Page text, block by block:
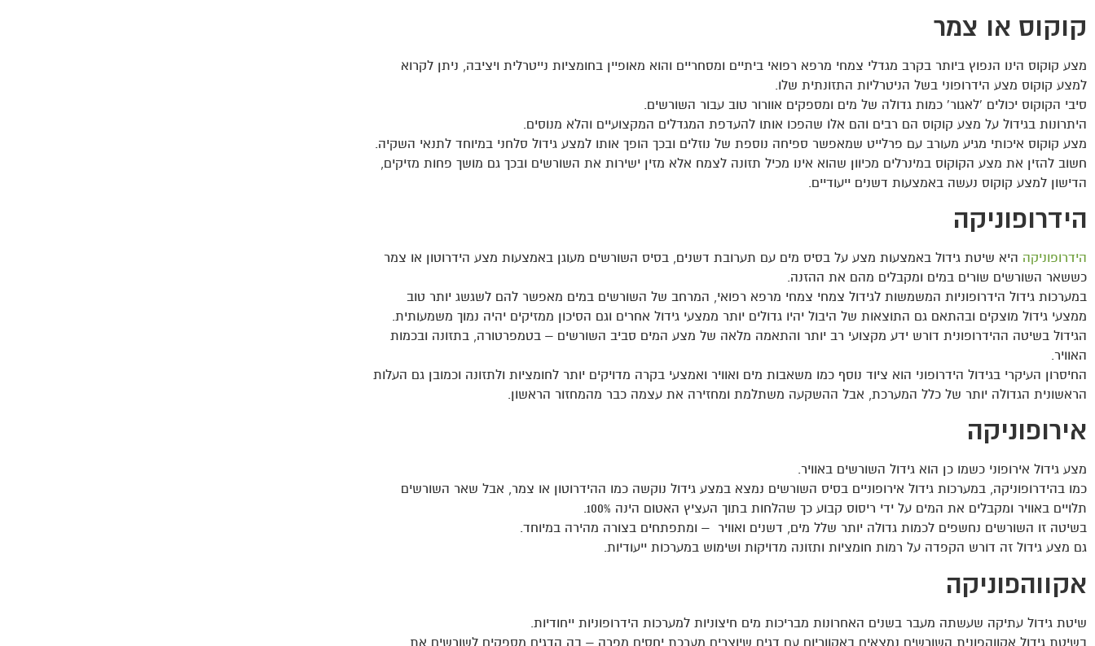
קוקוס או צמר
מצע קוקוס הינו הנפוץ ביותר בקרב מגדלי צמחי מרפא רפואי ביתיים ומסחריים והוא מאופיין בחומציות נייטרלית ויציבה, ניתן לקרוא
למצע קוקוס מצע הידרופוני בשל הניטרליות התזונתית שלו.
סיבי הקוקוס יכולים 'לאגור' כמות גדולה של מים ומספקים אוורור טוב עבור השורשים.
היתרונות בגידול על מצע קוקוס הם רבים והם אלו שהפכו אותו להעדפת המגדלים המקצועיים והלא מנוסים.
מצע קוקוס איכותי מגיע מעורב עם פרלייט שמאפשר ספיחה נוספת של נוזלים ובכך הופך אותו למצע גידול סלחני במיוחד לתנאי השקיה.
חשוב להזין את מצע הקוקוס במינרלים מכיוון שהוא אינו מכיל תזונה לצמח אלא מזין ישירות את השורשים ובכך גם מושך פחות מזיקים,
הדישון למצע קוקוס נעשה באמצעות דשנים ייעודיים.
הידרופוניקה
הידרופוניקה היא שיטת גידול באמצעות מצע על בסיס מים עם תערובת דשנים, בסיס השורשים מעוגן באמצעות מצע הידרוטון או צמר
כששאר השורשים שורים במים ומקבלים מהם את ההזנה.
במערכות גידול הידרופוניות המשמשות לגידול צמחי צמחי מרפא רפואי, המרחב של השורשים במים מאפשר להם לשגשג יותר טוב
ממצעי גידול מוצקים ובהתאם גם התוצאות של היבול יהיו גדולים יותר ממצעי גידול אחרים וגם הסיכון ממזיקים יהיה נמוך משמעותית.
הגידול בשיטה ההידרופונית דורש ידע מקצועי רב יותר והתאמה מלאה של מצע המים סביב השורשים – בטמפרטורה, בתזונה ובכמות
האוויר.
החיסרון העיקרי בגידול הידרופוני הוא ציוד נוסף כמו משאבות מים ואוויר ואמצעי בקרה מדויקים יותר לחומציות ולתזונה וכמובן גם העלות
הראשונית הגדולה יותר של כלל המערכת, אבל ההשקעה משתלמת ומחזירה את עצמה כבר מהמחזור הראשון.
אירופוניקה
מצע גידול אירופוני כשמו כן הוא גידול השורשים באוויר.
כמו בהידרופוניקה, במערכות גידול אירופוניים בסיס השורשים נמצא במצע גידול נוקשה כמו ההידרוטון או צמר, אבל שאר השורשים
תלויים באוויר ומקבלים את המים על ידי ריסוס קבוע כך שהלחות בתוך העציץ האטום הינה 100%.
בשיטה זו השורשים נחשפים לכמות גדולה יותר שלל מים, דשנים ואוויר – ומתפתחים בצורה מהירה במיוחד.
גם מצע גידול זה דורש הקפדה על רמות חומציות ותזונה מדויקות ושימוש במערכות ייעודיות.
אקווהפוניקה
שיטת גידול עתיקה שעשתה מעבר בשנים האחרונות מבריכות מים חיצוניות למערכות הידרופוניות ייחודיות.
בשיטת גידול אקווהפונית השורשים נמצאים באקווריום עם דגים שיוצרים מערכת יחסים מפרה – בה הדגים מספקים לשורשים את